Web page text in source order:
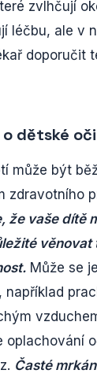
zvlhčují
léčbu, ale v
doporučit
dětské oči
může být
zdravotního
že vaše dítě
věnovat
Může se
například
oplachování
Časté